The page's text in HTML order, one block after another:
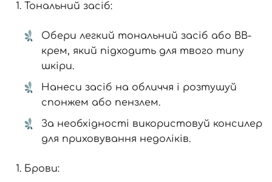
Тональний засіб:
Обери легкий тональний засіб або BB-
крем, який підходить для твого типу
шкіри.
Нанеси засіб на обличчя і розтушуй
спонжем або пензлем.
За необхідності використовуй консилер
для приховування недоліків.
Брови: